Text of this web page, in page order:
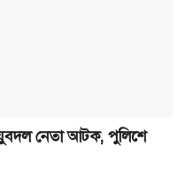
যুবদল নেতা আটক, পুলিশে